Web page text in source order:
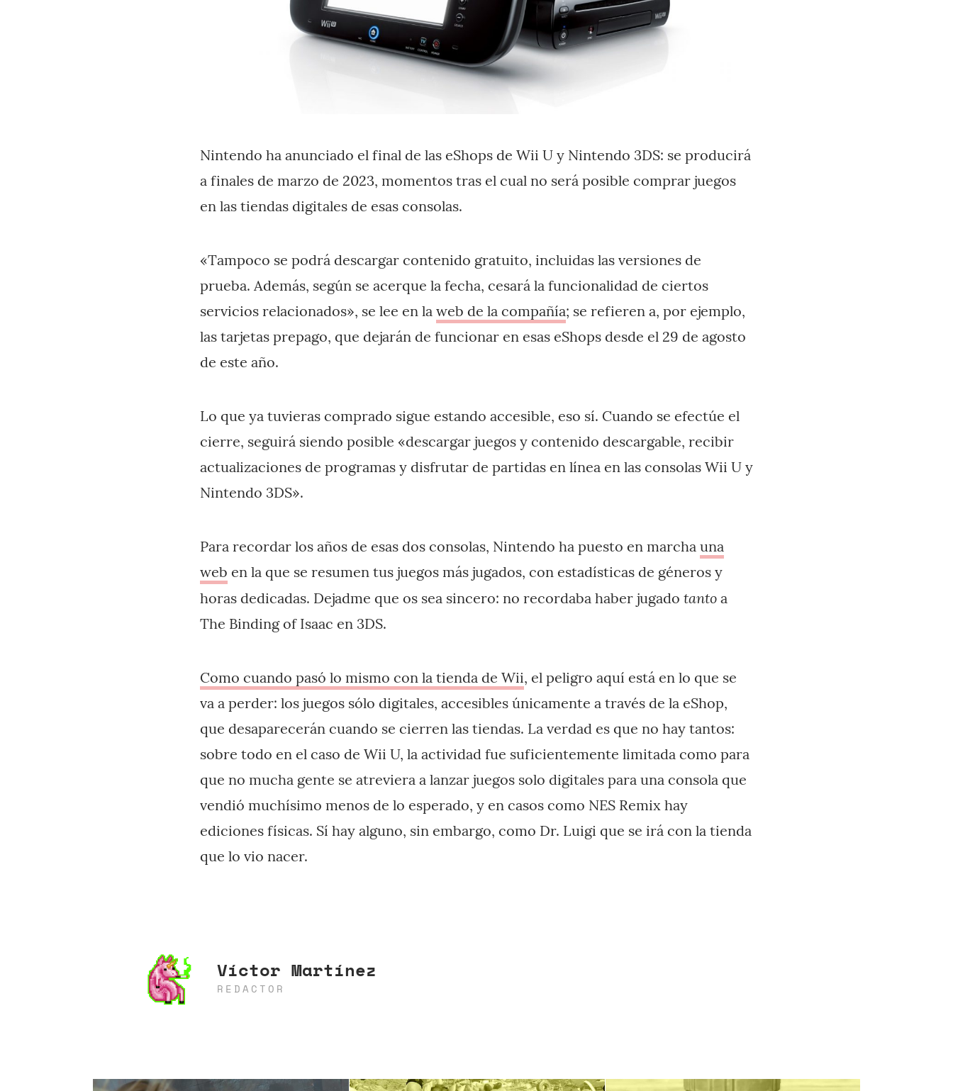
Nintendo ha anunciado el final de las eShops de Wii U y Nintendo 3DS: se producirá
a finales de marzo de 2023, momentos tras el cual no será posible comprar juegos
en las tiendas digitales de esas consolas.
«Tampoco se podrá descargar contenido gratuito, incluidas las versiones de
prueba. Además, según se acerque la fecha, cesará la funcionalidad de ciertos
servicios relacionados», se lee en la web de la compañía; se refieren a, por ejemplo,
las tarjetas prepago, que dejarán de funcionar en esas eShops desde el 29 de agosto
de este año.
Lo que ya tuvieras comprado sigue estando accesible, eso sí. Cuando se efectúe el
cierre, seguirá siendo posible «descargar juegos y contenido descargable, recibir
actualizaciones de programas y disfrutar de partidas en línea en las consolas Wii U y
Nintendo 3DS».
Para recordar los años de esas dos consolas, Nintendo ha puesto en marcha una
web en la que se resumen tus juegos más jugados, con estadísticas de géneros y
horas dedicadas. Dejadme que os sea sincero: no recordaba haber jugado tanto a
The Binding of Isaac en 3DS.
Como cuando pasó lo mismo con la tienda de Wii, el peligro aquí está en lo que se
va a perder: los juegos sólo digitales, accesibles únicamente a través de la eShop,
que desaparecerán cuando se cierren las tiendas. La verdad es que no hay tantos:
sobre todo en el caso de Wii U, la actividad fue suficientemente limitada como para
que no mucha gente se atreviera a lanzar juegos solo digitales para una consola que
vendió muchísimo menos de lo esperado, y en casos como NES Remix hay
ediciones físicas. Sí hay alguno, sin embargo, como Dr. Luigi que se irá con la tienda
que lo vio nacer.
Víctor Martínez
REDACTOR